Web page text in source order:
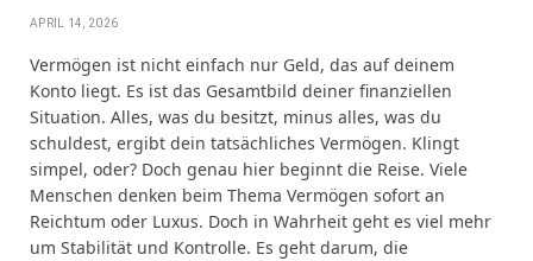
APRIL 14, 2026
Vermögen ist nicht einfach nur Geld, das auf deinem
Konto liegt. Es ist das Gesamtbild deiner finanziellen
Situation. Alles, was du besitzt, minus alles, was du
schuldest, ergibt dein tatsächliches Vermögen. Klingt
simpel, oder? Doch genau hier beginnt die Reise. Viele
Menschen denken beim Thema Vermögen sofort an
Reichtum oder Luxus. Doch in Wahrheit geht es viel mehr
um Stabilität und Kontrolle. Es geht darum, die